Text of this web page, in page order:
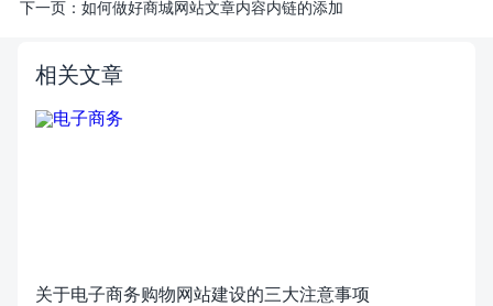
下一页： 如何做好商城网站文章内容内链的添加
相关文章
关于电子商务购物网站建设的三大注意事项